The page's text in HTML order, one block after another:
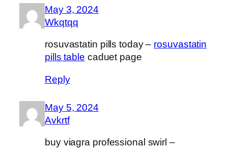
May 3, 2024
Wkqtqq
rosuvastatin pills today – rosuvastatin
pills table caduet page
Reply
May 5, 2024
Avkrtf
buy viagra professional swirl –